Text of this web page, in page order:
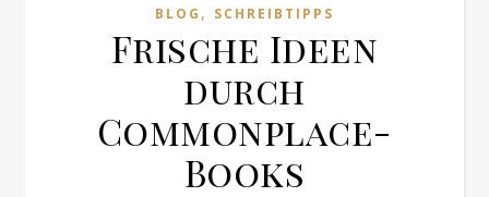
BLOG , SCHREIBTIPPS
Frische Ideen
durch
Commonplace-
Books